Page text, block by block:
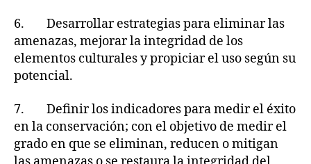
6. Desarrollar estrategias para eliminar las
amenazas, mejorar la integridad de los
elementos culturales y propiciar el uso según su
potencial.
7. Definir los indicadores para medir el éxito
en la conservación; con el objetivo de medir el
grado en que se eliminan, reducen o mitigan